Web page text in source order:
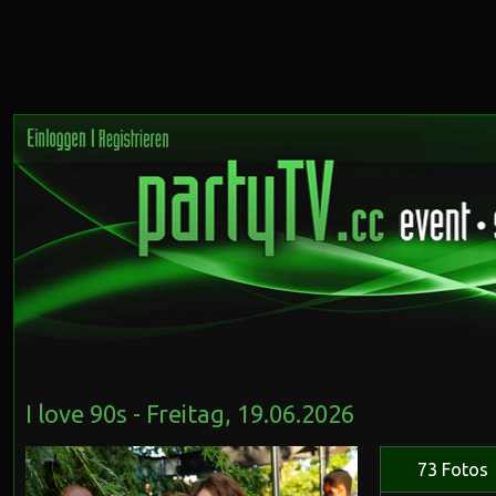
I love 90s - Freitag, 19.06.2026
73 Fotos